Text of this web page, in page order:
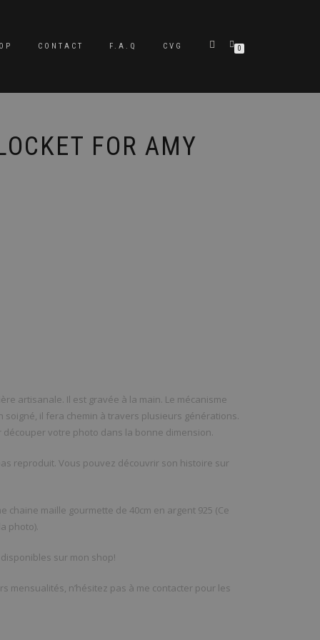
CONTACT F.A.Q CVG 0
FOR AMY
artisanale. Il est gravée à la main. Le mécanisme
soigné, il fera chemin à travers plusieurs générations.
votre photo dans la bonne dimension.
reproduit. Vous pouvez découvrir son histoire sur
chaine maille gourmette de 40cm en argent 925 (Ce
photo).
sur mon shop!
mensualités, n’hésitez pas à me contacter pour les